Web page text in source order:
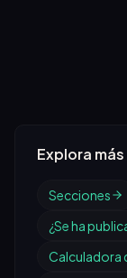
Explora
Secciones
¿Se ha
Calculadora